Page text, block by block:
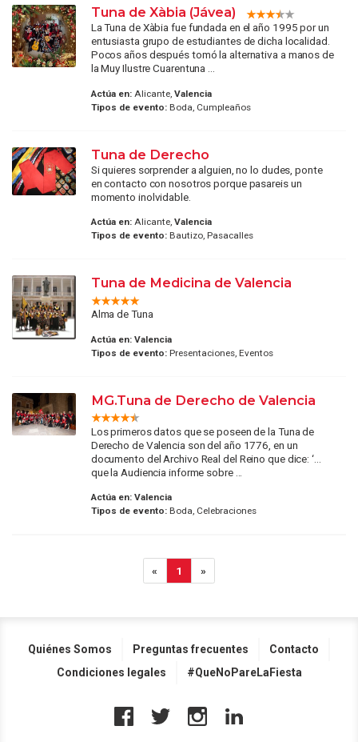
Tuna de Xàbia (Jávea)
La Tuna de Xàbia fue fundada en el año 1995 por un
entusiasta grupo de estudiantes de dicha localidad.
Pocos años después tomó la alternativa a manos de
la Muy Ilustre Cuarentuna ...
Actúa en:Alicante, Valencia
Tipos de evento:Boda, Cumpleaños
Tuna de Derecho
Si quieres sorprender a alguien, no lo dudes, ponte
en contacto con nosotros porque pasareis un
momento inolvidable.
Actúa en:Alicante, Valencia
Tipos de evento:Bautizo, Pasacalles
Tuna de Medicina de Valencia
Alma de Tuna
Actúa en: Valencia
Tipos de evento:Presentaciones, Eventos
MG.Tuna de Derecho de Valencia
Los primeros datos que se poseen de la Tuna de
Derecho de Valencia son del año 1776, en un
documento del Archivo Real del Reino que dice: ‘…
que la Audiencia informe sobre ...
Actúa en: Valencia
Tipos de evento:Boda, Celebraciones
« 1 »
Quiénes Somos Preguntas frecuentes
Contacto
Condiciones legales
#QueNoPareLaFiesta